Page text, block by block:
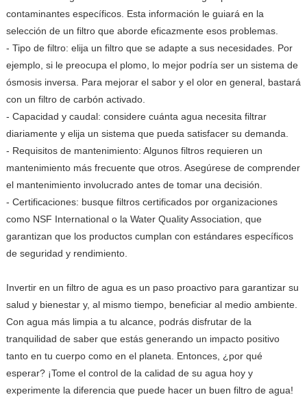
contaminantes específicos. Esta información le guiará en la
selección de un filtro que aborde eficazmente esos problemas.
- Tipo de filtro: elija un filtro que se adapte a sus necesidades. Por
ejemplo, si le preocupa el plomo, lo mejor podría ser un sistema de
ósmosis inversa. Para mejorar el sabor y el olor en general, bastará
con un filtro de carbón activado.
- Capacidad y caudal: considere cuánta agua necesita filtrar
diariamente y elija un sistema que pueda satisfacer su demanda.
- Requisitos de mantenimiento: Algunos filtros requieren un
mantenimiento más frecuente que otros. Asegúrese de comprender
el mantenimiento involucrado antes de tomar una decisión.
- Certificaciones: busque filtros certificados por organizaciones
como NSF International o la Water Quality Association, que
garantizan que los productos cumplan con estándares específicos
de seguridad y rendimiento.
Invertir en un filtro de agua es un paso proactivo para garantizar su
salud y bienestar y, al mismo tiempo, beneficiar al medio ambiente.
Con agua más limpia a tu alcance, podrás disfrutar de la
tranquilidad de saber que estás generando un impacto positivo
tanto en tu cuerpo como en el planeta. Entonces, ¿por qué
esperar? ¡Tome el control de la calidad de su agua hoy y
experimente la diferencia que puede hacer un buen filtro de agua!